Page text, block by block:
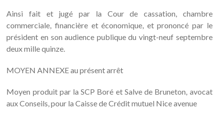
Ainsi fait et jugé par la Cour de cassation, chambre
commerciale, financière et économique, et prononcé par le
président en son audience publique du vingt-neuf septembre
deux mille quinze.
MOYEN ANNEXE au présent arrêt
Moyen produit par la SCP Boré et Salve de Bruneton, avocat
aux Conseils, pour la Caisse de Crédit mutuel Nice avenue